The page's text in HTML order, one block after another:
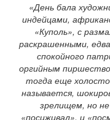
«День бала
индейцами,
«Куполь», с
раскрашенными,
спокойного
оргийным
тогда еще
называется,
зрелищем, но не
«посиживал», и